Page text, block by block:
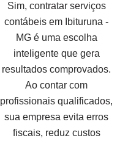
Sim, contratar serviços
contábeis em Ibituruna -
MG é uma escolha
inteligente que gera
resultados comprovados.
Ao contar com
profissionais qualificados,
sua empresa evita erros
fiscais, reduz custos